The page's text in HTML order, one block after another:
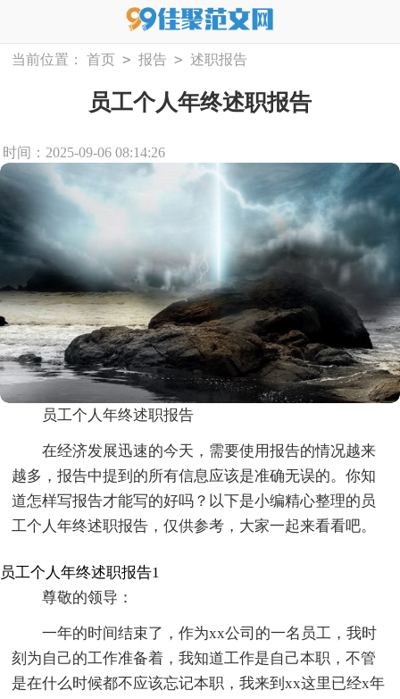
当前位置： 首页 > 报告 > 述职报告
员工个人年终述职报告
时间：2025-09-06 08:14:26
员工个人年终述职报告
在经济发展迅速的今天，需要使用报告的情况越来
越多，报告中提到的所有信息应该是准确无误的。你知
道怎样写报告才能写的好吗？以下是小编精心整理的员
工个人年终述职报告，仅供参考，大家一起来看看吧。
员工个人年终述职报告1
尊敬的领导：
一年的时间结束了，作为xx公司的一名员工，我时
刻为自己的工作准备着，我知道工作是自己本职，不管
是在什么时候都不应该忘记本职，我来到xx这里已经x年